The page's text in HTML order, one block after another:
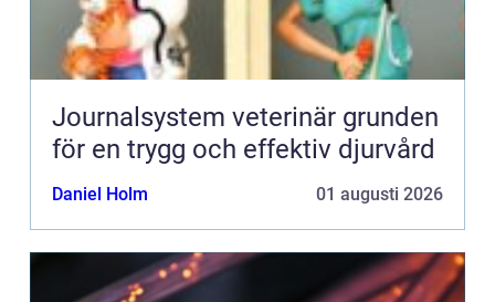
Journalsystem veterinär grunden
för en trygg och effektiv djurvård
Daniel Holm 01 augusti 2026